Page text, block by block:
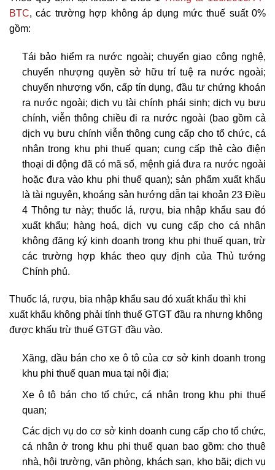
BTC, các trường hợp không áp dụng mức thuế suất 0%
gồm:
Tái bảo hiểm ra nước ngoài; chuyển giao công nghệ,
chuyển nhượng quyền sở hữu trí tuệ ra nước ngoài;
chuyển nhượng vốn, cấp tín dụng, đầu tư chứng khoán
ra nước ngoài; dịch vụ tài chính phái sinh; dịch vụ bưu
chính, viễn thông chiều đi ra nước ngoài (bao gồm cả
dịch vụ bưu chính viễn thông cung cấp cho tổ chức, cá
nhân trong khu phi thuế quan; cung cấp thẻ cào điện
thoại di động đã có mã số, mệnh giá đưa ra nước ngoài
hoặc đưa vào khu phi thuế quan); sản phẩm xuất khẩu
là tài nguyên, khoáng sản hướng dẫn tại khoản 23 Điều
4 Thông tư này; thuốc lá, rượu, bia nhập khẩu sau đó
xuất khẩu; hàng hoá, dịch vụ cung cấp cho cá nhân
không đăng ký kinh doanh trong khu phi thuế quan, trừ
các trường hợp khác theo quy định của Thủ tướng
Chính phủ.
Thuốc lá, rượu, bia nhập khẩu sau đó xuất khẩu thì khi
xuất khẩu không phải tính thuế GTGT đầu ra nhưng không
được khấu trừ thuế GTGT đầu vào.
Xăng, dầu bán cho xe ô tô của cơ sở kinh doanh trong
khu phi thuế quan mua tại nội địa;
Xe ô tô bán cho tổ chức, cá nhân trong khu phi thuế
quan;
Các dịch vụ do cơ sở kinh doanh cung cấp cho tổ chức,
cá nhân ở trong khu phi thuế quan bao gồm: cho thuê
nhà, hội trường, văn phòng, khách sạn, kho bãi; dịch vụ